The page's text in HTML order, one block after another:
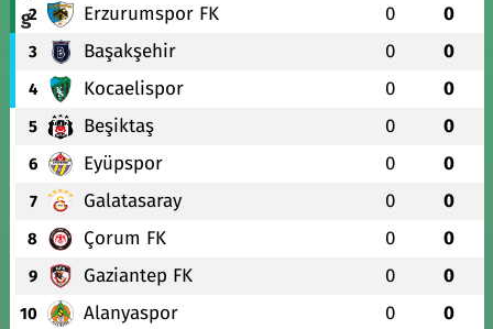
2 Erzurumspor FK 0 0
3 Başakşehir 0 0
4 Kocaelispor 0 0
5 Beşiktaş 0 0
6 Eyüpspor 0 0
7 Galatasaray 0 0
8 Çorum FK 0 0
9 Gaziantep FK 0 0
10 Alanyaspor 0 0